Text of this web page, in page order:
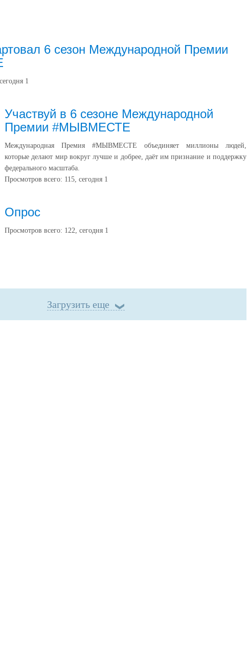
6 сезон Международной Премии
1
Участвуй в 6 сезоне Международной
Премии #МЫВМЕСТЕ
Международная Премия #МЫВМЕСТЕ объединяет миллионы людей,
которые делают мир вокруг лучше и добрее, даёт им признание и поддержку
федерального масштаба.
Просмотров всего: 115, сегодня 1
Опрос
Просмотров всего: 122, сегодня 1
Загрузить еще